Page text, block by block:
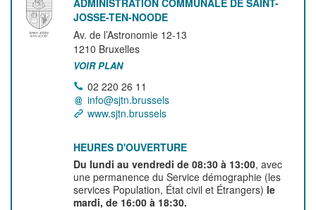
ADMINISTRATION COMMUNALE DE SAINT-
JOSSE-TEN-NOODE
Av. de l’Astronomie 12-13
1210 Bruxelles
VOIR PLAN
02 220 26 11
info@sjtn.brussels
www.sjtn.brussels
HEURES D'OUVERTURE
Du lundi au vendredi de 08:30 à 13:00, avec
une permanence du Service démographie (les
services Population, État civil et Étrangers) le
mardi, de 16:00 à 18:30.